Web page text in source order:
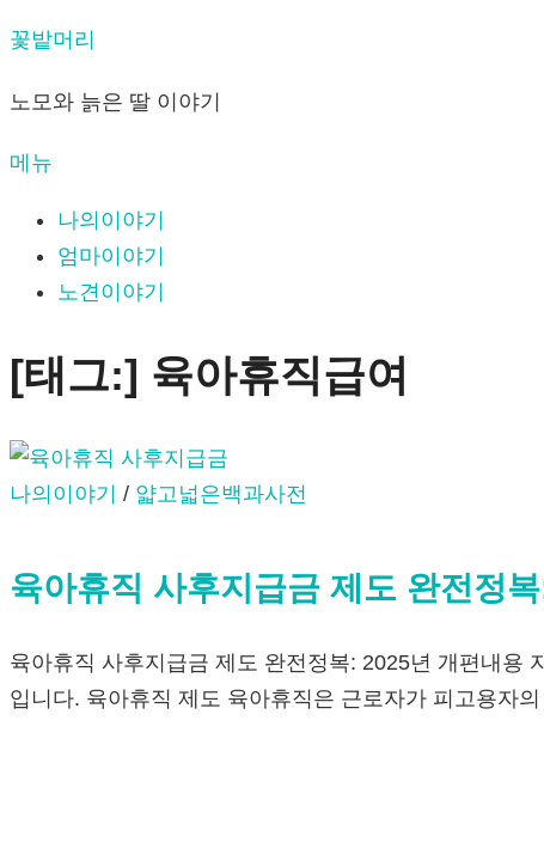
내
으
꽃밭머리
노모와 늙은 딸 이야기
메뉴
나의이야기
엄마이야기
노견이야기
[태그:] 육아휴직급여
나의이야기 / 얇고넓은백과사전
육아휴직 사후지급금 제도 완전정
육아휴직 사후지급금 제도 완전정복: 2025년 개편내용
입니다. 육아휴직 제도 육아휴직은 근로자가 피고용자